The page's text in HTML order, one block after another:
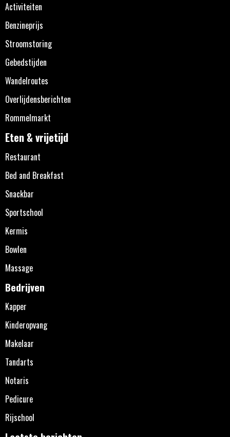
Activiteiten
Benzineprijs
Stroomstoring
Gebedstijden
Wandelroutes
Overlijdensberichten
Rommelmarkt
Eten & vrijetijd
Restaurant
Bed and Breakfast
Snackbar
Sportschool
Kermis
Bowlen
Massage
Bedrijven
Kapper
Kinderopvang
Makelaar
Tandarts
Notaris
Pedicure
Rijschool